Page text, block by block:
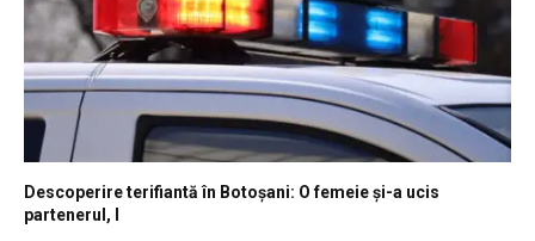
Descoperire terifiantă în Botoșani: O femeie și-a ucis
partenerul, l